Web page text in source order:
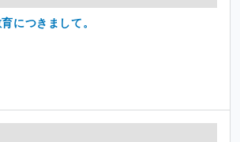
につきまして。